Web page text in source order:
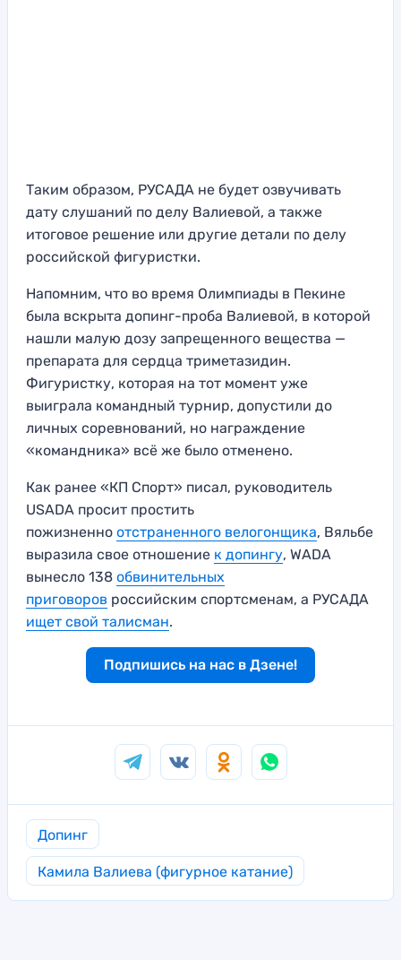
Таким образом, РУСАДА не будет озвучивать
дату слушаний по делу Валиевой, а также
итоговое решение или другие детали по делу
российской фигуристки.
Напомним, что во время Олимпиады в Пекине
была вскрыта допинг-проба Валиевой, в которой
нашли малую дозу запрещенного вещества —
препарата для сердца триметазидин.
Фигуристку, которая на тот момент уже
выиграла командный турнир, допустили до
личных соревнований, но награждение
«командника» всё же было отменено.
Как ранее «КП Спорт» писал, руководитель
USADA просит простить
пожизненно отстраненного велогонщика, Вяльбе
выразила свое отношение к допингу, WADA
вынесло 138 обвинительных
приговоров российским спортсменам, а РУСАДА
ищет свой талисман.
Подпишись на нас в Дзене!
Допинг
Камила Валиева (фигурное катание)